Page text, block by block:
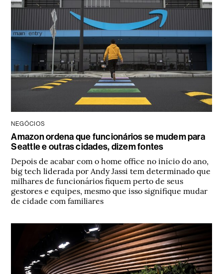
NEGÓCIOS
Amazon ordena que funcionários se mudem para
Seattle e outras cidades, dizem fontes
Depois de acabar com o home office no início do ano,
big tech liderada por Andy Jassi tem determinado que
milhares de funcionários fiquem perto de seus
gestores e equipes, mesmo que isso signifique mudar
de cidade com familiares